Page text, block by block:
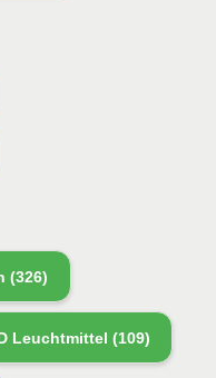
(326)
Leuchtmittel (109)